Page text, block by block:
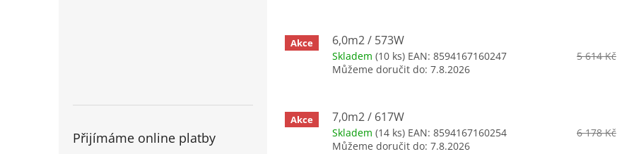
Přijímáme online platby
Akce 6,0m2 / 573W
Skladem (10 ks) EAN: 8594167160247
Můžeme doručit do: 7.8.2026
5 614 Kč
Akce 7,0m2 / 617W
Skladem (14 ks) EAN: 8594167160254
Můžeme doručit do: 7.8.2026
6 178 Kč